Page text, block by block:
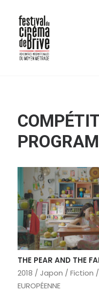
THE PEAR AND THE
2018 / Japon / Fiction /
EUROPÉENNE